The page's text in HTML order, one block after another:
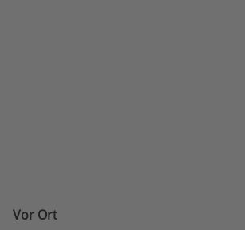
Vor Ort